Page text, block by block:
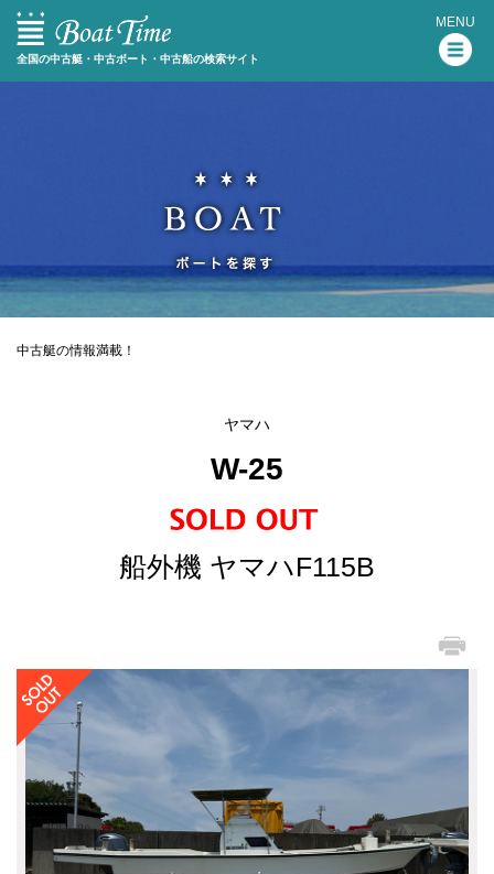
全国の中古艇・中古ボート・中古船の検索サイト
MENU
中古艇の情報満載！
ヤマハ
W-25
船外機 ヤマハF115B